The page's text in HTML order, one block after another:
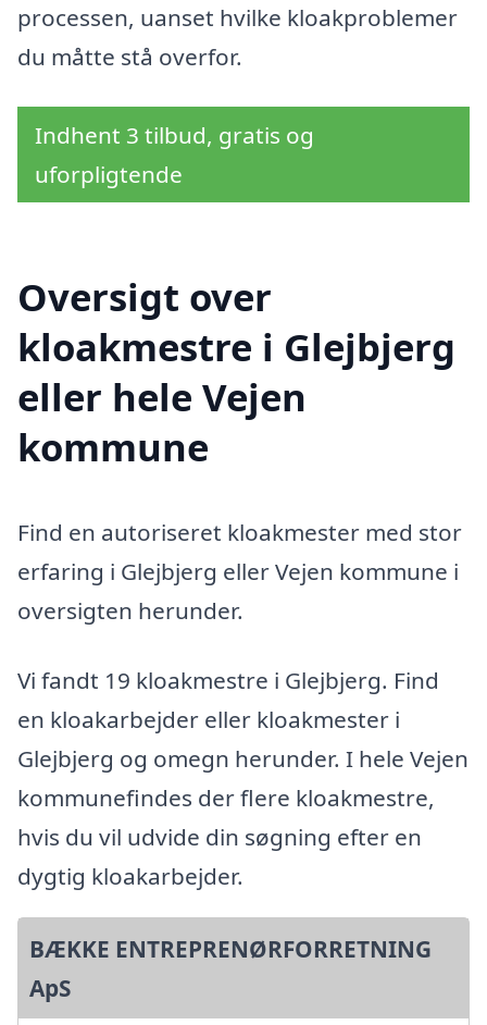
processen, uanset hvilke kloakproblemer
du måtte stå overfor.
Indhent 3 tilbud, gratis og
uforpligtende
Oversigt over
kloakmestre i Glejbjerg
eller hele Vejen
kommune
Find en autoriseret kloakmester med stor
erfaring i Glejbjerg eller Vejen kommune i
oversigten herunder.
Vi fandt 19 kloakmestre i Glejbjerg. Find
en kloakarbejder eller kloakmester i
Glejbjerg og omegn herunder. I hele Vejen
kommunefindes der flere kloakmestre,
hvis du vil udvide din søgning efter en
dygtig kloakarbejder.
BÆKKE ENTREPRENØRFORRETNING
ApS